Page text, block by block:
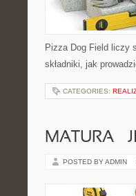
Pizza Dog Field liczy
składniki, jak
CATEGORIES:
MATURA –
POSTED BY ADMIN